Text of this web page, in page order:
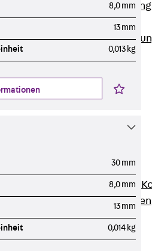
Industrieanlagen
Bodengeführte
Rechenzentrum
Funktionserhalt
Beratung, Planung,
Individuelle Lösungen
Referenzen
Referenzen
8,0 mm
13 mm
0,013 kg
30 mm
8,0 mm
13 mm
0,014 kg